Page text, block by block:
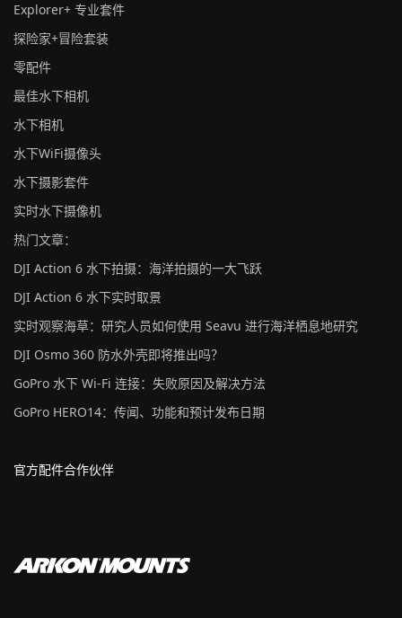
Explorer+ 专业套件
探险家+冒险套装
零配件
最佳水下相机
水下相机
水下WiFi摄像头
水下摄影套件
实时水下摄像机
热门文章：
DJI Action 6 水下拍摄：海洋拍摄的一大飞跃
DJI Action 6 水下实时取景
实时观察海草：研究人员如何使用 Seavu 进行海洋栖息地研究
DJI Osmo 360 防水外壳即将推出吗？
GoPro 水下 Wi-Fi 连接：失败原因及解决方法
GoPro HERO14：传闻、功能和预计发布日期
官方配件合作伙伴